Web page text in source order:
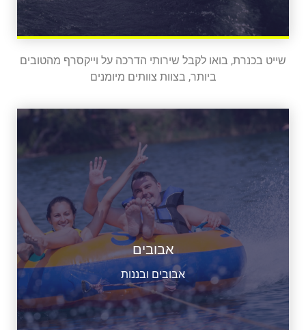
שייט בכנרת, בואו לקבל שירותי הדרכה על וייקסרף מהטובים
ביותר, בצוות צוותים מיומנים
אבובים
אבובים ובננות